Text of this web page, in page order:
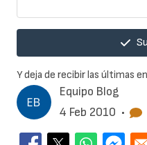
Equipo Blog
4 Feb 2010 •
Y deja de recibir las últimas